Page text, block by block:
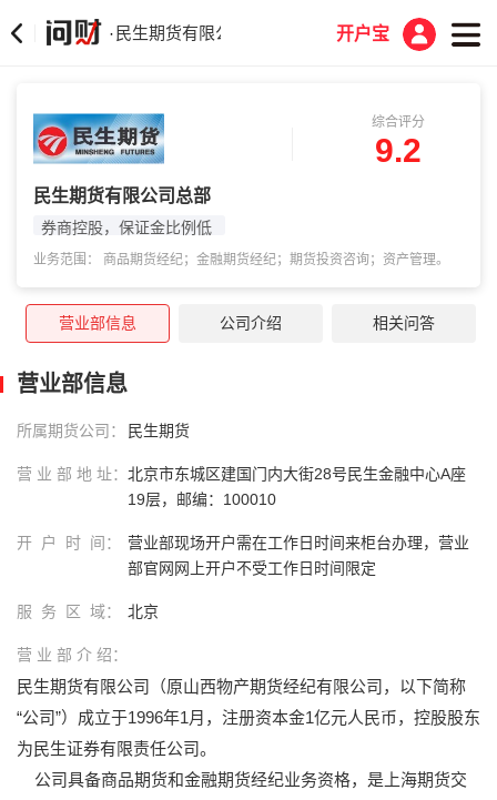
· 民生期货有限公司总部 开户宝
综合评分
9.2
民生期货有限公司总部
券商控股，保证金比例低
业务范围： 商品期货经纪；金融期货经纪；期货投资咨询；资产管理。
营业部信息 公司介绍 相关问答
营业部信息
所属期货公司： 民生期货
营 业 部 地 址： 北京市东城区建国门内大街28号民生金融中心A座
19层，邮编：100010
开 户 时 间：
营业部现场开户需在工作日时间来柜台办理，营业
部官网网上开户不受工作日时间限定
服 务 区 域： 北京
营 业 部 介 绍：
民生期货有限公司（原山西物产期货经纪有限公司，以下简称
“公司”）成立于1996年1月，注册资本金1亿元人民币，控股股东
为民生证券有限责任公司。
公司具备商品期货和金融期货经纪业务资格，是上海期货交